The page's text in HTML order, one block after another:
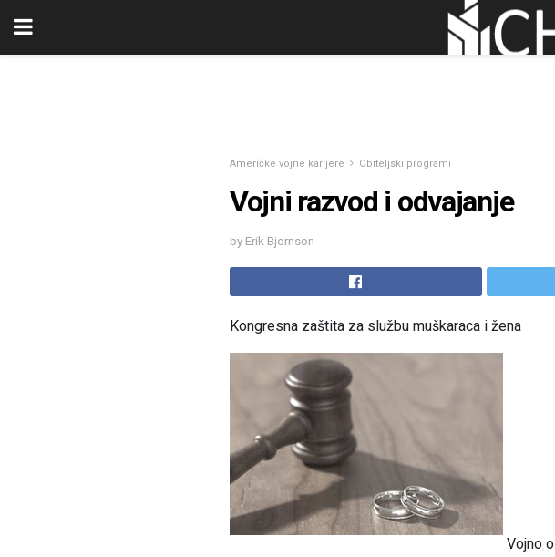
Američke vojne karijere Obiteljski programi
Vojni razvod i odvajanje
by Erik Bjornson
Kongresna zaštita za službu muškaraca i žena
Vojno